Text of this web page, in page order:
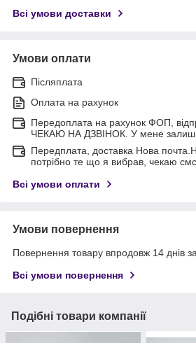
Всі умови доставки
Умови оплати
Післяплата
Оплата на рахунок
Передоплата на рахунок ФОП,
ЧЕКАЮ НА ДЗВІНОК. У мене
Передплата, доставка Нова
потрібно те що я вибрав, чекаю смс
Всі умови оплати
Умови повернення
Повернення товару впродовж 14 днів
Всі умови повернення
Подібні товари компанії